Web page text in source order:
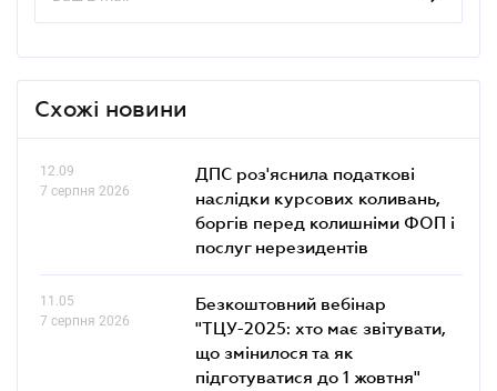
Схожі новини
12.09
7 серпня 2026
ДПС роз'яснила податкові
наслідки курсових коливань,
боргів перед колишніми ФОП і
послуг нерезидентів
11.05
7 серпня 2026
Безкоштовний вебінар
"ТЦУ-2025: хто має звітувати,
що змінилося та як
підготуватися до 1 жовтня"